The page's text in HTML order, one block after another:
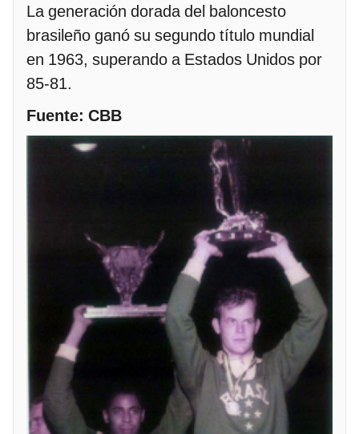
La generación dorada del baloncesto
brasileño ganó su segundo título mundial
en 1963, superando a Estados Unidos por
85-81.
Fuente: CBB